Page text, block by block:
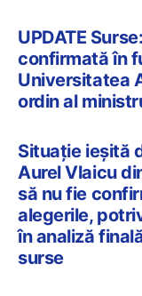
UPDATE
confirmată în
Universitatea
ordin al
Situație ieșită
Aurel Vlaicu
să nu fie
alegerile,
în analiză
surse